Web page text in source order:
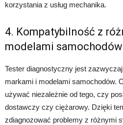
korzystania z usług mechanika.
4. Kompatybilność z
modelami samochodów
Tester diagnostyczny jest
markami i modelami samochodów.
używać niezależnie od tego, czy
dostawczy czy ciężarowy. Dzięki
zdiagnozować problemy z różnymi